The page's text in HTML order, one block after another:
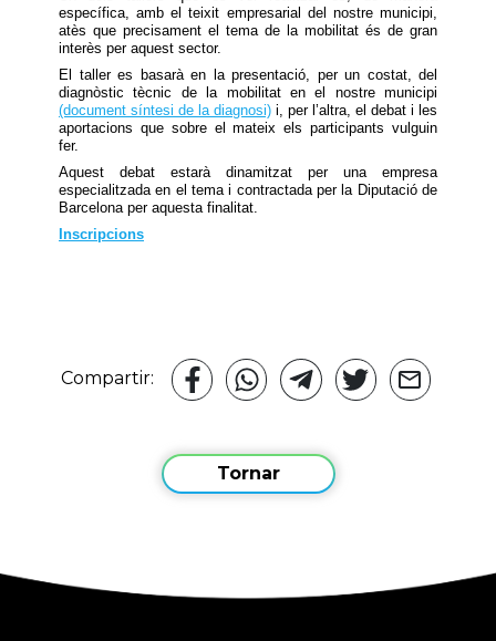
específica, amb el teixit empresarial del nostre municipi,
atès que precisament el tema de la mobilitat és de gran
interès per aquest sector.
El taller es basarà en la presentació, per un costat, del
diagnòstic tècnic de la mobilitat en el nostre municipi
(document síntesi de la diagnosi) i, per l’altra, el debat i les
aportacions que sobre el mateix els participants vulguin
fer.
Aquest debat estarà dinamitzat per una empresa
especialitzada en el tema i contractada per la Diputació de
Barcelona per aquesta finalitat.
Inscripcions
Compartir:
Tornar